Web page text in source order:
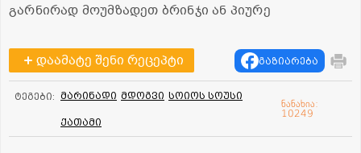
გარნირად მოუმზადეთ ბრინჯი ან პიურე
დაამატე შენი რეცეპტი გაზიარება
ტეგები: მარინადი მდოგვი სოიოს სოუსი
ქათამი
ნანახია:
10249